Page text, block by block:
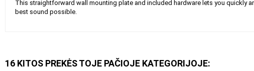
This straightforward wall mounting plate and included hardware lets you quickly
best sound possible.
16 KITOS PREKĖS TOJE PAČIOJE KATEGORIJOJE: